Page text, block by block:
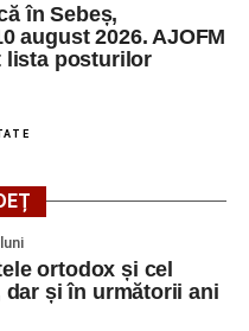
în Sebeș,
august 2026. AJOFM
lista posturilor
ortodox și cel
dar și în următorii ani